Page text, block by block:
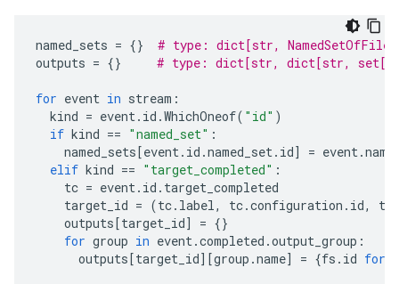
named_sets = {}
# type: dict[str,
outputs = {} # type: dict[str, dict[str,
for event in stream :
kind = event . id .WhichOneof( "id" )
if kind == "named_set" :
named_sets[event . id .named_set . id] = event .
elif kind == "target_completed" :
tc = event . id . target_completed
target_id = (tc. label , tc.configuration . id, tc
outputs[target_id] = {}
for group in event .completed .output_group :
outputs[target_id][group .name] = {fs . id for